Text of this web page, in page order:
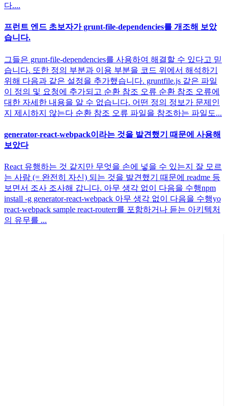
다....
프런트 엔드 초보자가 grunt-file-dependencies를 개조해 보았
습니다.
그들은 grunt-file-dependencies를 사용하여 해결할 수 있다고 믿
습니다. 또한 정의 부분과 이용 부분을 코드 위에서 해석하기
위해 다음과 같은 설정을 추가했습니다. gruntfile.js 같은 파일
이 정의 및 요청에 추가되고 순환 참조 오류 순환 참조 오류에
대한 자세한 내용을 알 수 없습니다. 어떤 정의 정보가 문제인
지 제시하지 않는다 순환 참조 오류 파일을 참조하는 파일도...
generator-react-webpack이라는 것을 발견했기 때문에 사용해
보았다
React 유행하는 것 같지만 무엇을 손에 넣을 수 있는지 잘 모르
는 사람 (= 완전히 자신) 되는 것을 발견했기 때문에 readme 등
보면서 조사 조사해 갑니다. 아무 생각 없이 다음을 수행npm
install -g generator-react-webpack 아무 생각 없이 다음을 수행yo
react-webpack sample react-routerr를 포함하거나 듣는 아키텍처
의 유무를 ...